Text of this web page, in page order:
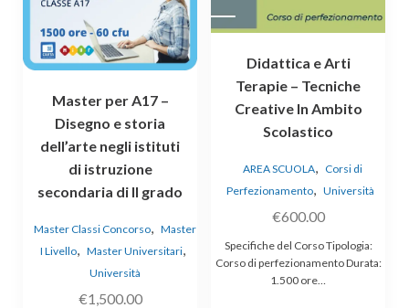
Master per A17 –
Disegno e storia
dell’arte negli istituti
di istruzione
secondaria di II grado
Master Classi Concorso,
Master
I Livello, Master Universitari,
Università
€1,500.00
Didattica e Arti
Terapie – Tecniche
Creative In Ambito
Scolastico
AREA SCUOLA, Corsi di
Perfezionamento, Università
€600.00
Specifiche del Corso Tipologia:
Corso di perfezionamento Durata:
1.500 ore…